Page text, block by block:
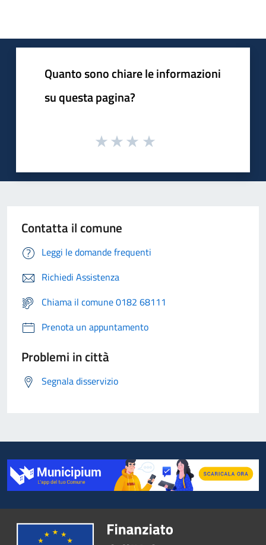
Quanto sono chiare le informazioni
su questa pagina?
Contatta il comune
Leggi le domande frequenti
Richiedi Assistenza
Chiama il comune 0182 68111
Prenota un appuntamento
Problemi in città
Segnala disservizio